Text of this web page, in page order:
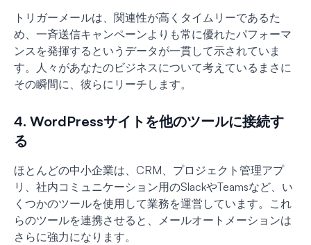
トリガーメールは、関連性が高くタイムリーであるた
め、一斉送信キャンペーンよりも常に優れたパフォーマ
ンスを発揮するというデータが一貫して示されていま
す。人々があなたのビジネスについて考えているまさに
その瞬間に、彼らにリーチします。
4. WordPressサイトを他のツールに接続す
る
ほとんどの中小企業は、CRM、プロジェクト管理アプ
リ、社内コミュニケーション用のSlackやTeamsなど、い
くつかのツールを使用して業務を運営しています。これ
らのツールを連携させると、メールオートメーションは
さらに強力になります。